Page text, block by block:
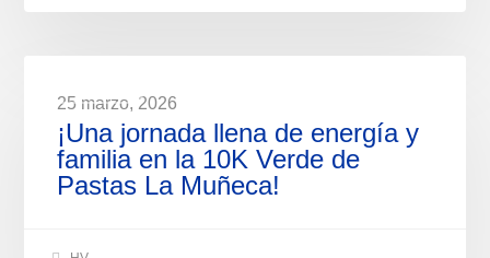
25 marzo, 2026
¡Una jornada llena de energía y
familia en la 10K Verde de
Pastas La Muñeca!